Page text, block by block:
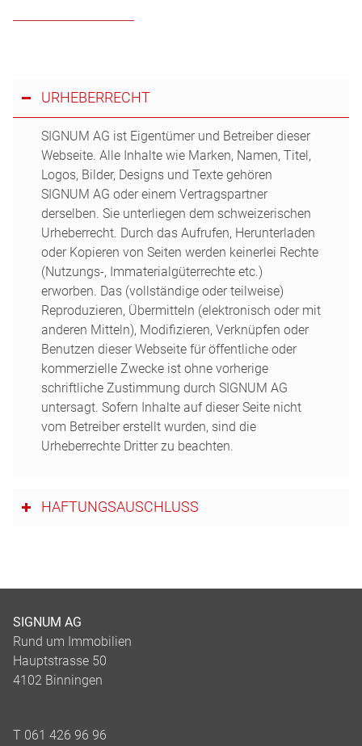
URHEBERRECHT
SIGNUM AG ist Eigentümer und Betreiber dieser
Webseite. Alle Inhalte wie Marken, Namen, Titel,
Logos, Bilder, Designs und Texte gehören
SIGNUM AG oder einem Vertragspartner
derselben. Sie unterliegen dem schweizerischen
Urheberrecht. Durch das Aufrufen, Herunterladen
oder Kopieren von Seiten werden keinerlei Rechte
(Nutzungs-, Immaterialgüterrechte etc.)
erworben. Das (vollständige oder teilweise)
Reproduzieren, Übermitteln (elektronisch oder mit
anderen Mitteln), Modifizieren, Verknüpfen oder
Benutzen dieser Webseite für öffentliche oder
kommerzielle Zwecke ist ohne vorherige
schriftliche Zustimmung durch SIGNUM AG
untersagt. Sofern Inhalte auf dieser Seite nicht
vom Betreiber erstellt wurden, sind die
Urheberrechte Dritter zu beachten.
HAFTUNGSAUSCHLUSS
SIGNUM AG
Rund um Immobilien
Hauptstrasse 50
4102 Binningen
T 061 426 96 96